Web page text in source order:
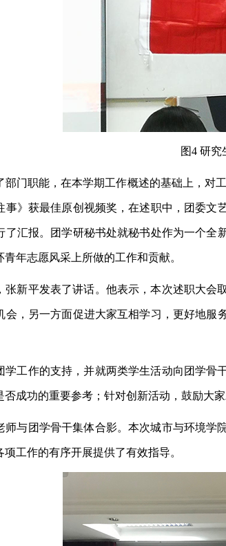
图4 研
部门职能，在本学期工作概述的基础上，对
事》获最佳原创视频奖，在述职中，团委文
了汇报。团学研秘书处就秘书处作为一个
年志愿风采上所做的工作和贡献。
张新平发表了讲话。他表示，本次述职大
会，另一方面促进大家互相学习，更好地
学工作的支持，并就两类学生活动向团学
成功的重要参考；针对创新活动，鼓励大
师与团学骨干集体合影。本次城市与环境
工作的有序开展提供了有效指导。